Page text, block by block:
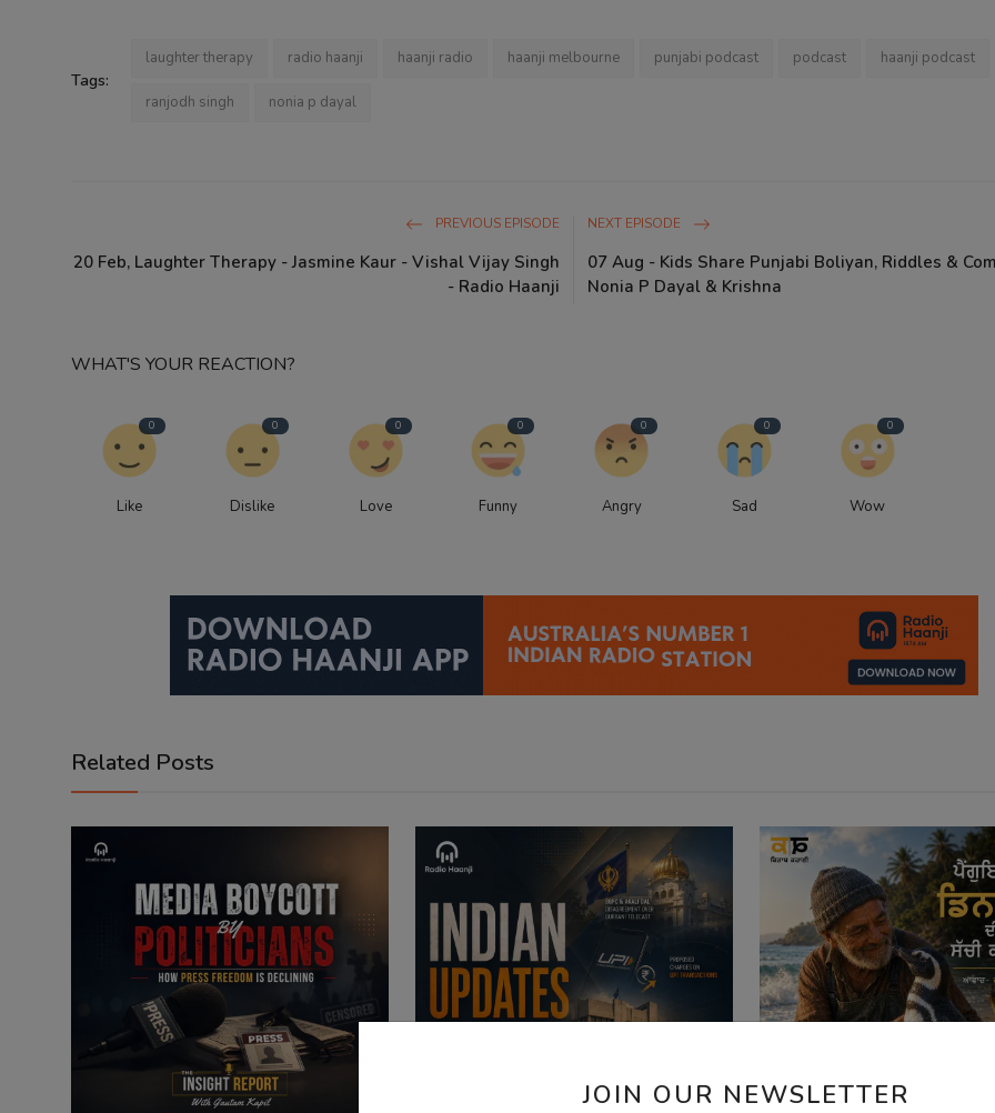
JOIN OUR NEWSLETTER
Tags:
laughter therapy radio haanji haanji radio haanji melbourne punjabi podcast podcast haanji podcast
ranjodh singh nonia p dayal
PREVIOUS EPISODE
20 Feb, Laughter Therapy - Jasmine Kaur - Vishal Vijay Singh
- Radio Haanji
NEXT EPISODE
07 Aug - Kids Share Punjabi Boliyan, Riddles &
Nonia P Dayal & Krishna
WHAT'S YOUR REACTION?
0
Like
0
Dislike
0
Love
0
Funny
0
Angry
0
Sad
0
Wow
Related Posts